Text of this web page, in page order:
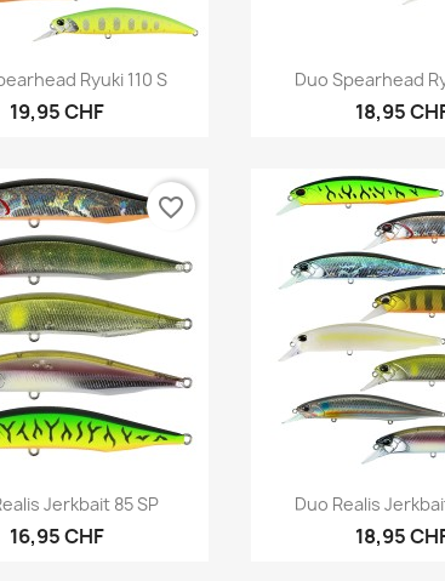
AnteprimaRyuki 110 S
19,95 CHF

Duo Spearhead
18,95
Anteprima
Jerkbait 85 SP
16,95 CHF
favorite_border

Duo Realis
18,95